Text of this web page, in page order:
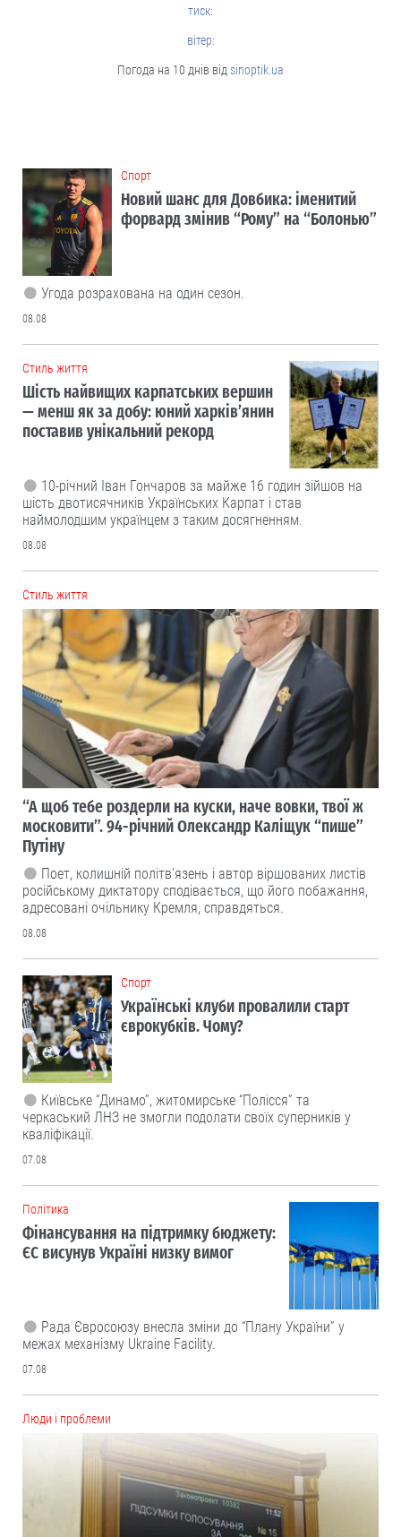
тиск:
вітер:
Погода на 10 днів відsinoptik.ua
Cпорт
Новий шанс для Довбика: іменитий
форвард змінив “Рому” на “Болонью”
Угода розрахована на один сезон.
08.08
Cтиль життя
Шість найвищих карпатських вершин
— менш як за добу: юний харків’янин
поставив унікальний рекорд
10-річний Іван Гончаров за майже 16 годин зійшов на
шість двотисячників Українських Карпат і став
наймолодшим українцем з таким досягненням.
08.08
Cтиль життя
“А щоб тебе роздерли на куски, наче вовки, твої ж
московити”. 94-річний Олександр Каліщук “пише”
Путіну
Поет, колишній політв'язень і автор віршованих листів
російському диктатору сподівається, що його побажання,
адресовані очільнику Кремля, справдяться.
08.08
Cпорт
Українські клуби провалили старт
єврокубків. Чому?
Київське “Динамо”, житомирське “Полісся” та
черкаський ЛНЗ не змогли подолати своїх суперників у
кваліфікації.
07.08
Політика
Фінансування на підтримку бюджету:
ЄС висунув Україні низку вимог
Рада Євросоюзу внесла зміни до “Плану України” у
межах механізму Ukraine Facility.
07.08
Люди і проблеми